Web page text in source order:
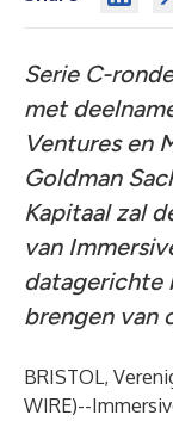
Serie C-
met
Ventures en
Goldman
Kapitaal zal
van
datagerichte
brengen van
BRISTOL,
WIRE)--